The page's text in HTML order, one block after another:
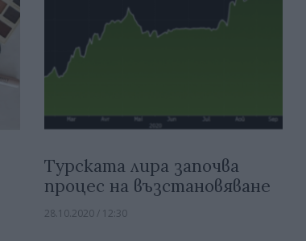
Турската лира започва
процес на възстановяване
28.10.2020 / 12:30